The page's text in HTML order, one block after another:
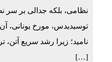
نظامی، بلکه جدالی بر سر
توسیدیدس، مورخ یونانی، آن
نامید؛ زیرا رشد سریع
[…]